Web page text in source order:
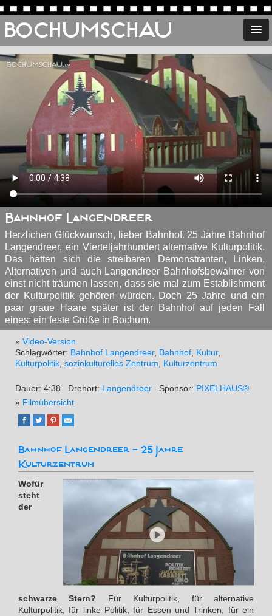
BOCHUMSCHAU
Bahnhof Langendreer
Herzlichen Glückwunsch, lieber Bahnhof. 25 Jahre Bahnhof
Langendreer, ein Vierteljahrhundert alternative Kulturpolitik.
Das hätten sich die streibaren Demonstranten, Linken,
Alternativen und auch Langendreer Bahnhofsbewahrer von
einst nicht träumen lassen, dass sie mal zum Establishment
der Kulturpolitik gehören würden. Doch 25 Jahre und ein
paar graue Haare später ist der Bahnhof auf jeden Fall
eines: ein feste Größe in Bochum.
» Video-Version
Schlagwörter: Bahnhof Langendreer, Bahnhof, Kultur,
Kulturpolitik, soziokulturelles Zentrum, Kulturzentrum
Dauer: 4:38 Drehort: Langendreer Sponsor: PIXELHAUS®
» Filmübersicht
Bahnhof Langendreer - 25 Jahre
Kulturzentrum
Wofür
steht
der
schwarze Stern? Für Kulturpolitik, für alternative
Kulturpolitik, für linke Politik, für Essen und Trinken, für ein